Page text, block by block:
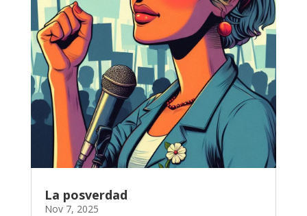
La posverdad
Nov 7, 2025